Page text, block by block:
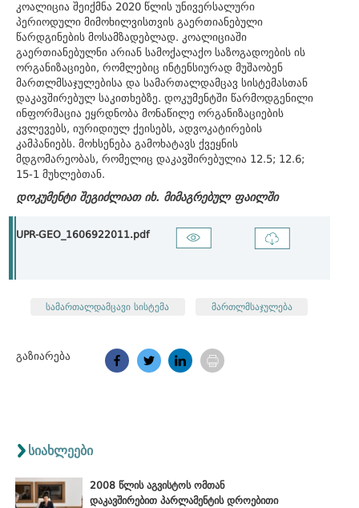
კოალიცია შეიქმნა 2020 წლის უნივერსალური
პერიოდული მიმოხილვისთვის გაერთიანებული
წარდგინების მოსამზადებლად. კოალიციაში
გაერთიანებულნი არიან სამოქალაქო საზოგადოების ის
ორგანიზაციები, რომლებიც ინტენსიურად მუშაობენ
მართლმსაჯულებისა და სამართალდამცავ სისტემასთან
დაკავშირებულ საკითხებზე. დოკუმენტში წარმოდგენილი
ინფორმაცია ეყრდნობა მონაწილე ორგანიზაციების
კვლევებს, იურიდიულ ქეისებს, ადვოკატირების
კამპანიებს. მოხსენება გამოხატავს ქვეყნის
მდგომარეობას, რომელიც დაკავშირებულია 12.5; 12.6;
15-1 მუხლებთან.
დოკუმენტი შეგიძლიათ იხ. მიმაგრებულ ფაილში
UPR-GEO_1606922011.pdf
სამართალდამცავი სისტემა მართლმსაჯულება
გაზიარება
სიახლეები
2008 წლის აგვისტოს ომთან
დაკავშირებით პარლამენტის დროებითი